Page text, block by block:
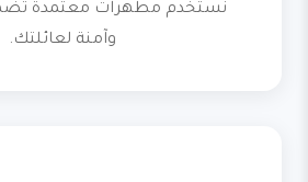
نستخدم مطهرات معتمدة
وآمنة لعائلتك.